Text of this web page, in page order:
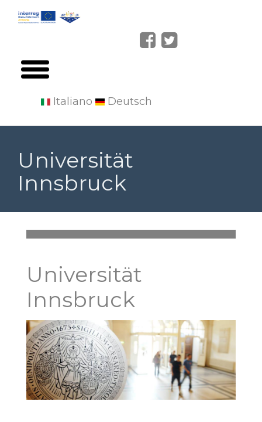
main
content
Italiano Deutsch
Universität
Innsbruck
Universität
Innsbruck